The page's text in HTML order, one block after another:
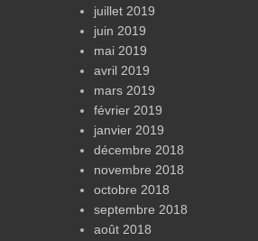
juillet 2019
juin 2019
mai 2019
avril 2019
mars 2019
février 2019
janvier 2019
décembre 2018
novembre 2018
octobre 2018
septembre 2018
août 2018